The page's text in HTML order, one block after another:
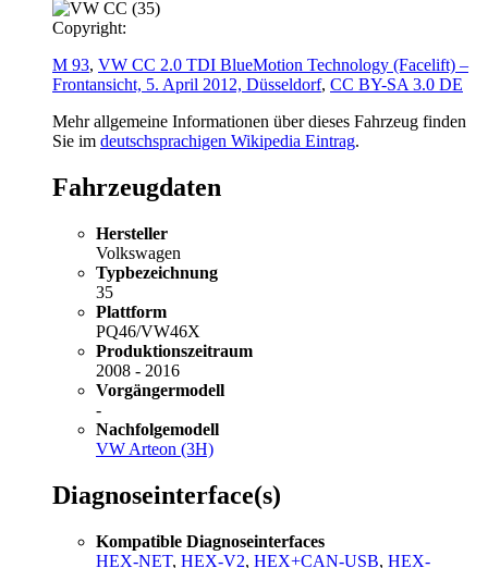
Copyright:
M 93, VW CC 2.0 TDI BlueMotion Technology (Facelift) –
Frontansicht, 5. April 2012, Düsseldorf, CC BY-SA 3.0 DE
Mehr allgemeine Informationen über dieses Fahrzeug finden
Sie im deutschsprachigen Wikipedia Eintrag.
Fahrzeugdaten
Hersteller
Volkswagen
Typbezeichnung
35
Plattform
PQ46/VW46X
Produktionszeitraum
2008 - 2016
Vorgängermodell
-
Nachfolgemodell
VW Arteon (3H)
Diagnoseinterface(s)
Kompatible Diagnoseinterfaces
HEX-NET, HEX-V2, HEX+CAN-USB, HEX-